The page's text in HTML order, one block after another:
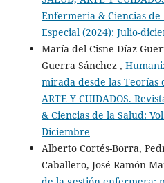
Enfermeria & Ciencias de
Especial (2024): Julio-
María del Cisne Díaz
Guerra Sánchez ,
mirada desde las Teorías
ARTE Y CUIDADOS.
& Ciencias de la Salud:
Diciembre
Alberto Cortés-Borra,
Caballero, José Ramón